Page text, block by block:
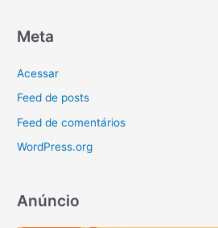
Meta
Acessar
Feed de posts
Feed de comentários
WordPress.org
Anúncio